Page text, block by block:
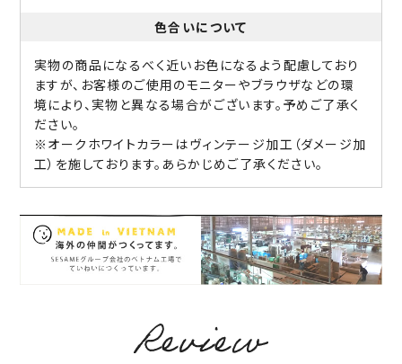
色合いについて
実物の商品になるべく近いお色になるよう配慮しており
ますが、お客様のご使用のモニターやブラウザなどの環
境により、実物と異なる場合がございます。予めご了承く
ださい。
※オークホワイトカラーはヴィンテージ加工（ダメージ加
工）を施しております。あらかじめご了承ください。